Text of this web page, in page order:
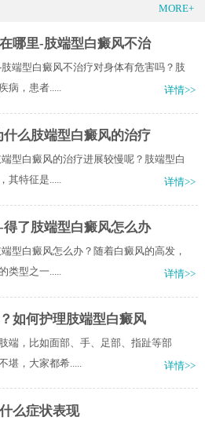
MORE+
哪里-肢端型白癜风不治
端型白癜风不治疗对身体有危害吗？肢
病，患者.....
详情>>
么肢端型白癜风的治疗
型白癜风的治疗进展较慢呢？肢端型白
其特征是.....
详情>>
了肢端型白癜风怎么办
型白癜风怎么办？随着白癜风的高发，
类型之一.....
详情>>
如何护理肢端型白癜风
端，比如面部、手、足部、指趾等部
，大家都希.....
详情>>
么症状表现